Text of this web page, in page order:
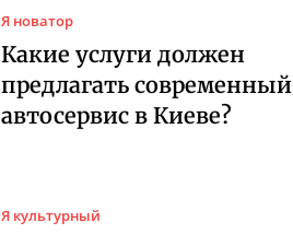
Я новатор
Какие услуги должен
предлагать современный
автосервис в Киеве?
Я культурный